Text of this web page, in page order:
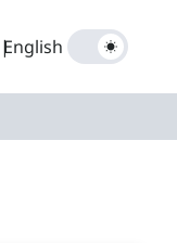
|
English